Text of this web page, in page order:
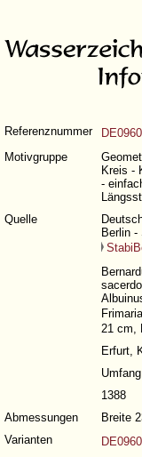
Referenznummer
Motivgruppe
Kreis -
-
Quelle
Berlin
21 cm,
Erfurt,
1388
Abmessungen
Breite
Varianten